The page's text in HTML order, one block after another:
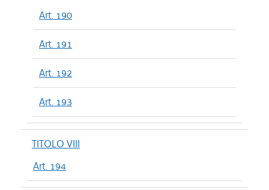
Art. 190
Art. 191
Art. 192
Art. 193
TITOLO VIII
Art. 194